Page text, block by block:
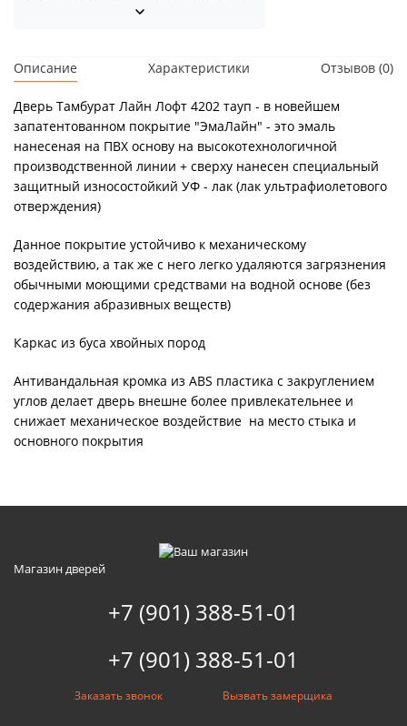
Описание Характеристики Отзывов (0)
Дверь Тамбурат Лайн Лофт 4202 тауп - в новейшем
запатентованном покрытие "ЭмаЛайн" - это эмаль
нанесеная на ПВХ основу на высокотехнологичной
производственной линии + сверху нанесен специальный
защитный износостойкий УФ - лак (лак ультрафиолетового
отверждения)
Данное покрытие устойчиво к механическому
воздействию, а так же с него легко удаляются загрязнения
обычными моющими средствами на водной основе (без
содержания абразивных веществ)
Каркас из буса хвойных пород
Антивандальная кромка из ABS пластика с закруглением
углов делает дверь внешне более привлекательнее и
снижает механическое воздействие на место стыка и
основного покрытия
Магазин дверей
+7 (901) 388-51-01
+7 (901) 388-51-01
Заказать звонок Вызвать замерщика